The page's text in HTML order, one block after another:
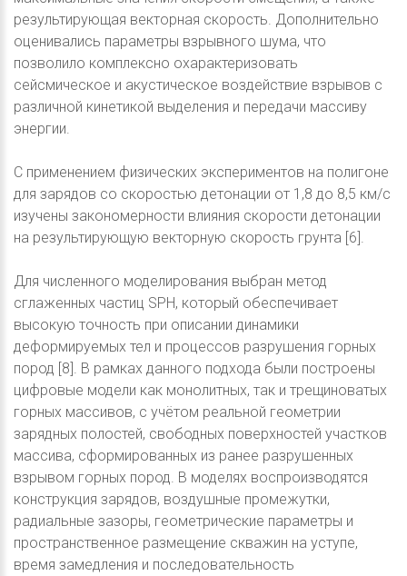
результирующая векторная скорость. Дополнительно
оценивались параметры взрывного шума, что
позволило комплексно охарактеризовать
сейсмическое и акустическое воздействие взрывов с
различной кинетикой выделения и передачи массиву
энергии.
С применением физических экспериментов на полигоне
для зарядов со скоростью детонации от 1,8 до 8,5 км/с
изучены закономерности влияния скорости детонации
на результирующую векторную скорость грунта [6].
Для численного моделирования выбран метод
сглаженных частиц SPH, который обеспечивает
высокую точность при описании динамики
деформируемых тел и процессов разрушения горных
пород [8]. В рамках данного подхода были построены
цифровые модели как монолитных, так и трещиноватых
горных массивов, с учётом реальной геометрии
зарядных полостей, свободных поверхностей участков
массива, сформированных из ранее разрушенных
взрывом горных пород. В моделях воспроизводятся
конструкция зарядов, воздушные промежутки,
радиальные зазоры, геометрические параметры и
пространственное размещение скважин на уступе,
время замедления и последовательность